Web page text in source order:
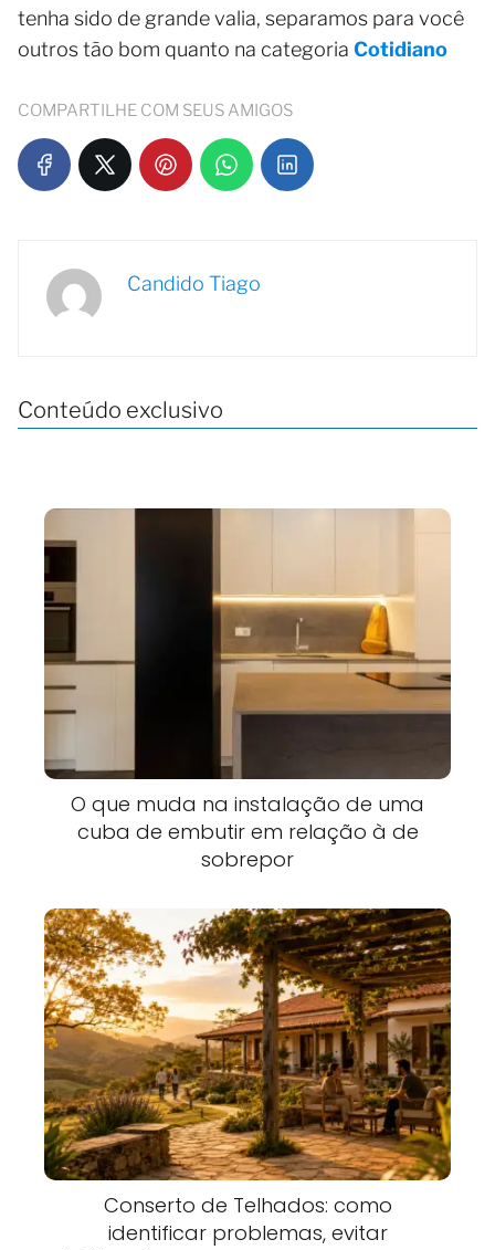
tenha sido de grande valia, separamos para você
outros tão bom quanto na categoria Cotidiano
COMPARTILHE COM SEUS AMIGOS
Candido Tiago
Conteúdo exclusivo
O que muda na instalação de uma
cuba de embutir em relação à de
sobrepor
Conserto de Telhados: como
identificar problemas, evitar